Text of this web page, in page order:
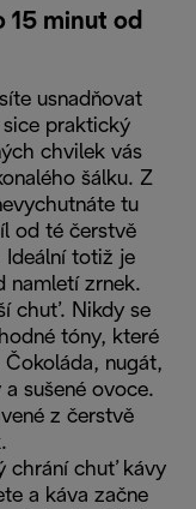
15 minut od
usnadňovat
praktický
chvilek vás
šálku. Z
tu
od té čerstvě
Ideální totiž je
namletí zrnek.
chuť. Nikdy se
tóny, které
nugát,
sušené ovoce.
z čerstvě
chrání chuť kávy
a káva začne